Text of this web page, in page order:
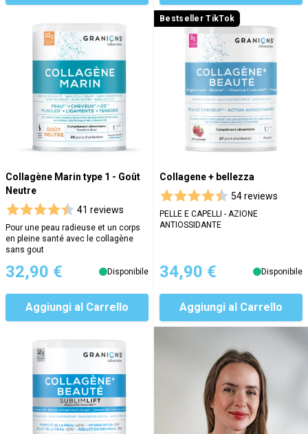
Collagène Marin type 1 - Goût
Neutre
41 reviews
Pour une peau radieuse et un corps
en pleine santé avec le collagène
sans gout
32,90 € Disponibile
Aggiungi al Carrello
Bestseller TikTok
Collagene + bellezza
54 reviews
PELLE E CAPELLI - AZIONE
ANTIOSSIDANTE
34,90 € Disponibile
Aggiungi al Carrello